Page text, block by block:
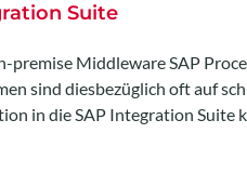
Suite
Middleware SAP
sind diesbezüglich oft auf
in die SAP Integration Suite